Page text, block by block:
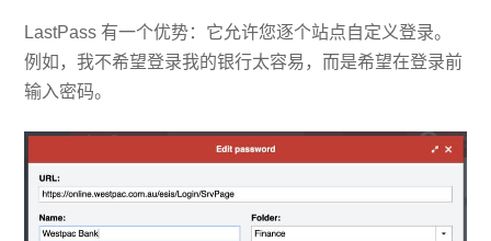
LastPass 有一个优势：它允许您逐个站点自定义登录。
例如，我不希望登录我的银行太容易，而是希望在登录前
输入密码。